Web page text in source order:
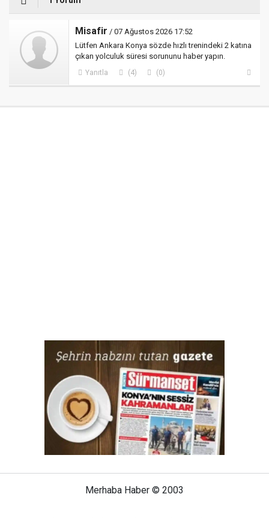
Misafir / 07 Ağustos 2026 17:52
Lütfen Ankara Konya sözde hızlı trenindeki 2 katına
çıkan yolculuk süresi sorununu haber yapın.
Yanıtla (4) (0)
Merhaba Haber © 2003